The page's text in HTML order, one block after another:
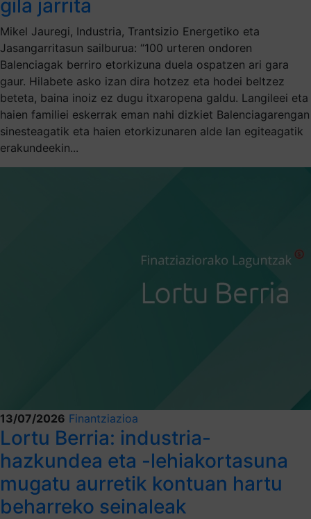
gila jarrita
Mikel Jauregi, Industria, Trantsizio Energetiko eta
Jasangarritasun sailburua: “100 urteren ondoren
Balenciagak berriro etorkizuna duela ospatzen ari gara
gaur. Hilabete asko izan dira hotzez eta hodei beltzez
beteta, baina inoiz ez dugu itxaropena galdu. Langileei eta
haien familiei eskerrak eman nahi dizkiet Balenciagarengan
sinesteagatik eta haien etorkizunaren alde lan egiteagatik
erakundeekin...
13/07/2026 Finantziazioa
Lortu Berria: industria-
hazkundea eta -lehiakortasuna
mugatu aurretik kontuan hartu
beharreko seinaleak